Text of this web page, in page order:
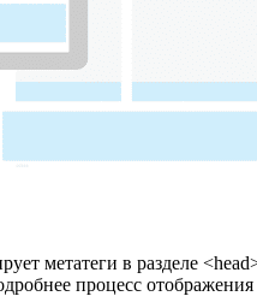
метатеги в разделе
процесс отображения